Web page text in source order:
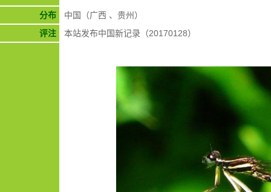
分布
中国（广西 、贵州）
评注
本站发布中国新记录（20170128）